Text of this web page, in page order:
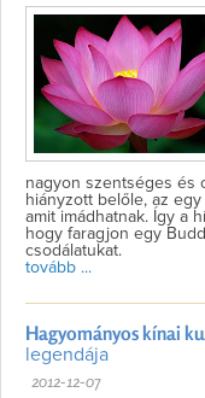
nagyon szentséges és
hiányzott belőle, az
amit imádhatnak. Így a
hogy faragjon egy
csodálatukat.
tovább ...
Hagyományos kínai
legendája
2012-12-07